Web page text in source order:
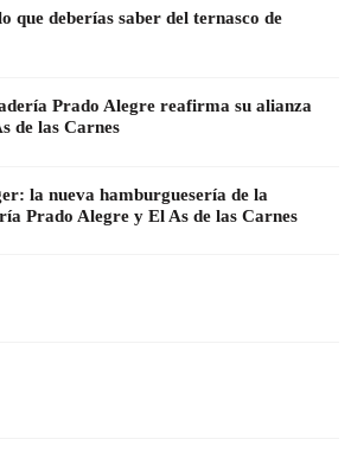
que deberías saber del ternasco de
Prado Alegre reafirma su alianza
de las Carnes
la nueva hamburguesería de la
Prado Alegre y El As de las Carnes